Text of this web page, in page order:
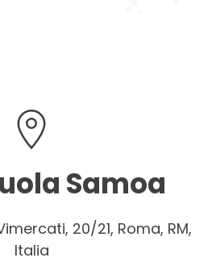
Samoa
20/21, Roma, RM,
Italia